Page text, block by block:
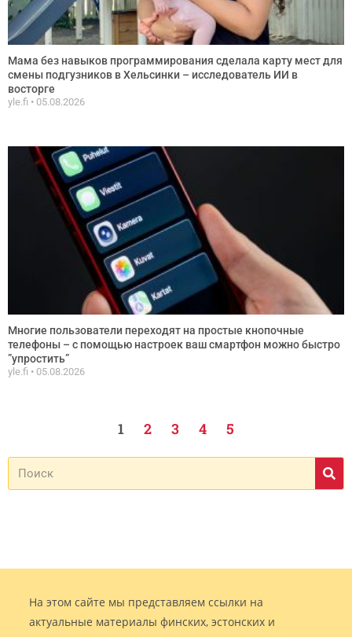
Мама без навыков программирования сделала карту мест для
смены подгузников в Хельсинки – исследователь ИИ в
восторге
yle.fi 05.08.2026
Многие пользователи переходят на простые кнопочные
телефоны – с помощью настроек ваш смартфон можно быстро
”упростить”
yle.fi 05.08.2026
1 2 3 4 5
На этом сайте мы представляем ссылки на
актуальные материалы финских, эстонских и